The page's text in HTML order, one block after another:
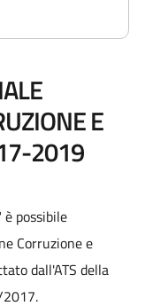
E
2019
possibile
Corruzione e
dall'ATS della